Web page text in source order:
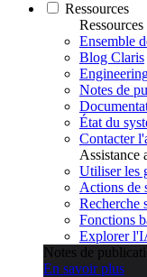
Ressources
Ressources
Ensemble
Blog Claris
Notes de
État du
Contacter
Assistance
Utiliser les
Actions de
Recherche
Fonctions
Explorer
Notes de
En savoir plus